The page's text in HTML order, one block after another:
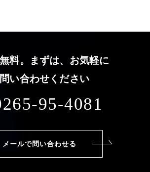
提供する場合
き開示・提供を求められた場合
体または財産の保護のために必要な場
本人の同意を得ることが困難である場合
ついて
らご提供いただいた個人情報を適正に管
また、当社は、個人情報への不正アクセ
、改ざん、漏洩等について適切かつ合理
講じるとともに、万一の発生時には速や
料。まずは、お気軽に
い合わせください
95-4081
メールで問い合わせる